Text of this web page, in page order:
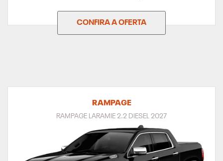
CONFIRA A OFERTA
RAMPAGE
RAMPAGE LARAMIE 2.2 DIESEL 2027